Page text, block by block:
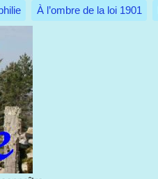
À l’ombre de la loi 1901